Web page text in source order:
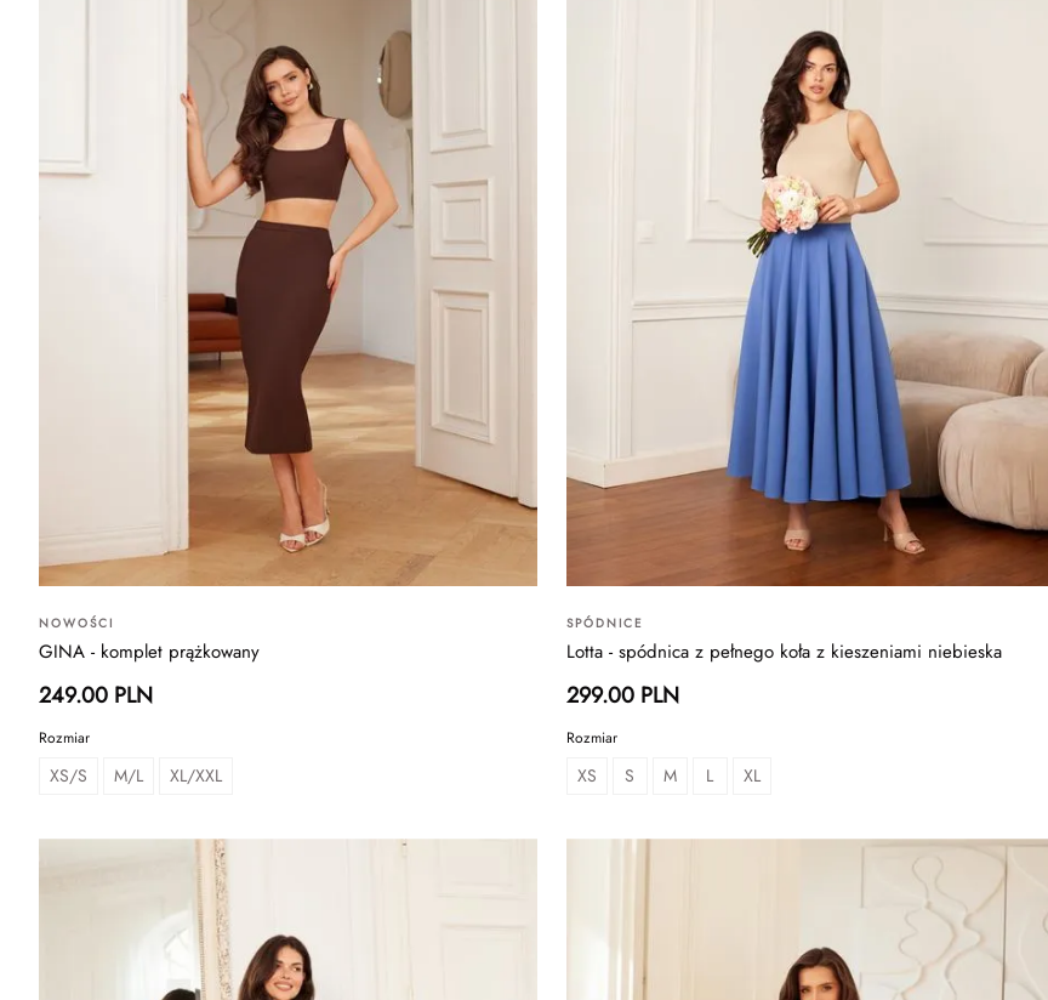
NOWOŚCI
GINA - komplet prążkowany
249.00 PLN
Rozmiar
XS/S M/L XL/XXL
SPÓDNICE
Lotta - spódnica z pełnego koła z kieszeniami niebieska
299.00 PLN
Rozmiar
XS S M L XL